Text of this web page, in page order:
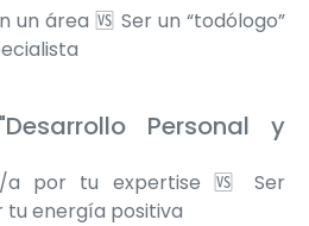
un área 🆚 Ser un “todólogo”
Personal y
a por tu expertise 🆚 Ser
energía positiva